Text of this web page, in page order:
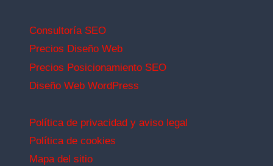
Consultoría SEO
Precios Diseño Web
Precios Posicionamiento SEO
Diseño Web WordPress
Política de privacidad y aviso legal
Política de cookies
Mapa del sitio